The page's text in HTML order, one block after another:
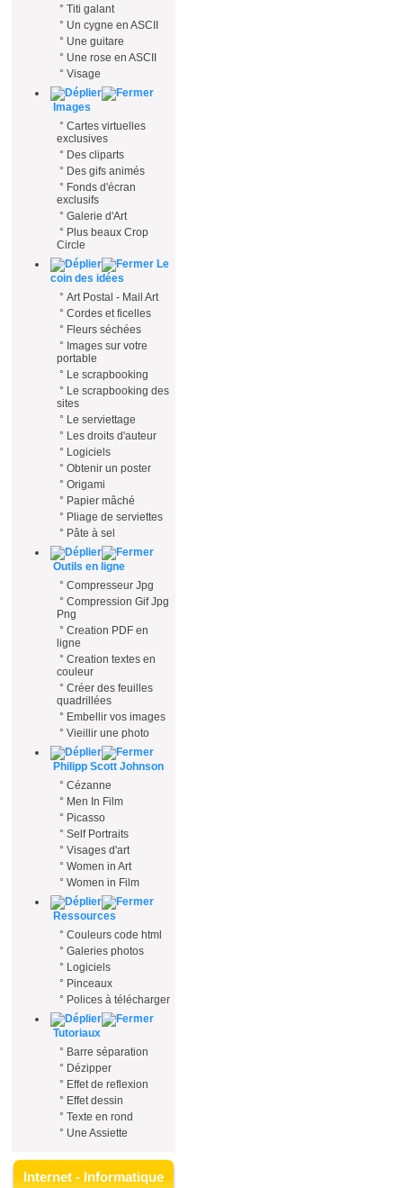
° Titi galant
° Un cygne en ASCII
° Une guitare
° Une rose en ASCII
° Visage
Images
° Cartes virtuelles
exclusives
° Des cliparts
° Des gifs animés
° Fonds d'écran
exclusifs
° Galerie d'Art
° Plus beaux Crop
Circle
Le
coin des idées
° Art Postal - Mail Art
° Cordes et ficelles
° Fleurs séchées
° Images sur votre
portable
° Le scrapbooking
° Le scrapbooking des
sites
° Le serviettage
° Les droits d'auteur
° Logiciels
° Obtenir un poster
° Origami
° Papier mâché
° Pliage de serviettes
° Pâte à sel
Outils en ligne
° Compresseur Jpg
° Compression Gif Jpg
Png
° Creation PDF en
ligne
° Creation textes en
couleur
° Créer des feuilles
quadrillées
° Embellir vos images
° Vieillir une photo
Philipp Scott Johnson
° Cézanne
° Men In Film
° Picasso
° Self Portraits
° Visages d'art
° Women in Art
° Women in Film
Ressources
° Couleurs code html
° Galeries photos
° Logiciels
° Pinceaux
° Polices à télécharger
Tutoriaux
° Barre séparation
° Dézipper
° Effet de reflexion
° Effet dessin
° Texte en rond
° Une Assiette
Internet - Informatique